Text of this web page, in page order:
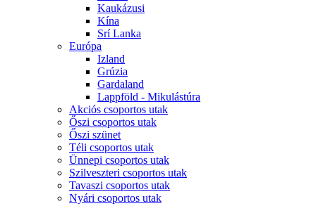
Kaukázusi
Kína
Srí Lanka
Európa
Izland
Grúzia
Gardaland
Lappföld - Mikulástúra
Akciós csoportos utak
Őszi csoportos utak
Őszi szünet
Téli csoportos utak
Ünnepi csoportos utak
Szilveszteri csoportos utak
Tavaszi csoportos utak
Nyári csoportos utak